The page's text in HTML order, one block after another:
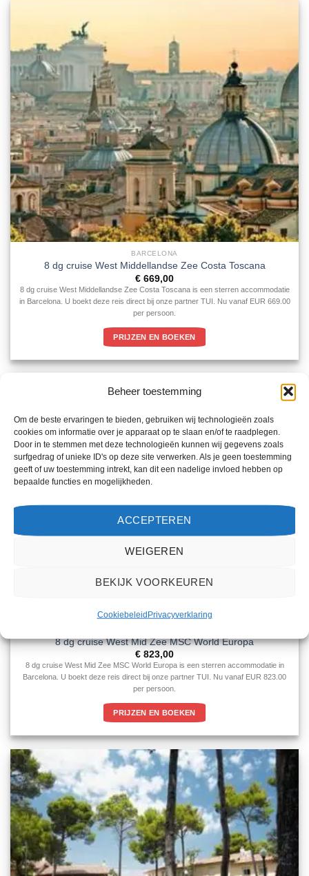
Beheer toestemming
Om de beste ervaringen te bieden, gebruiken wij technologieën zoals
cookies om informatie over je apparaat op te slaan en/of te raadplegen.
Door in te stemmen met deze technologieën kunnen wij gegevens zoals
surfgedrag of unieke ID's op deze site verwerken. Als je geen toestemming
geeft of uw toestemming intrekt, kan dit een nadelige invloed hebben op
bepaalde functies en mogelijkheden.
ACCEPTEREN
WEIGEREN
BEKIJK VOORKEUREN
CookiebeleidPrivacyverklaring
BARCELONA
8 dg cruise West Middellandse Zee Costa Toscana
€ 669,00
8 dg cruise West Middellandse Zee Costa Toscana is een sterren accommodatie
in Barcelona. U boekt deze reis direct bij onze partner TUI. Nu vanaf EUR 669.00
per persoon.
PRIJZEN EN BOEKEN
8 dg cruise West Mid Zee MSC World Europa
€ 823,00
8 dg cruise West Mid Zee MSC World Europa is een sterren accommodatie in
Barcelona. U boekt deze reis direct bij onze partner TUI. Nu vanaf EUR 823.00
per persoon.
PRIJZEN EN BOEKEN